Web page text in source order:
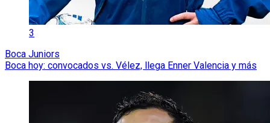
3
Boca Juniors
Boca hoy: convocados vs. Vélez, llega Enner Valencia y más